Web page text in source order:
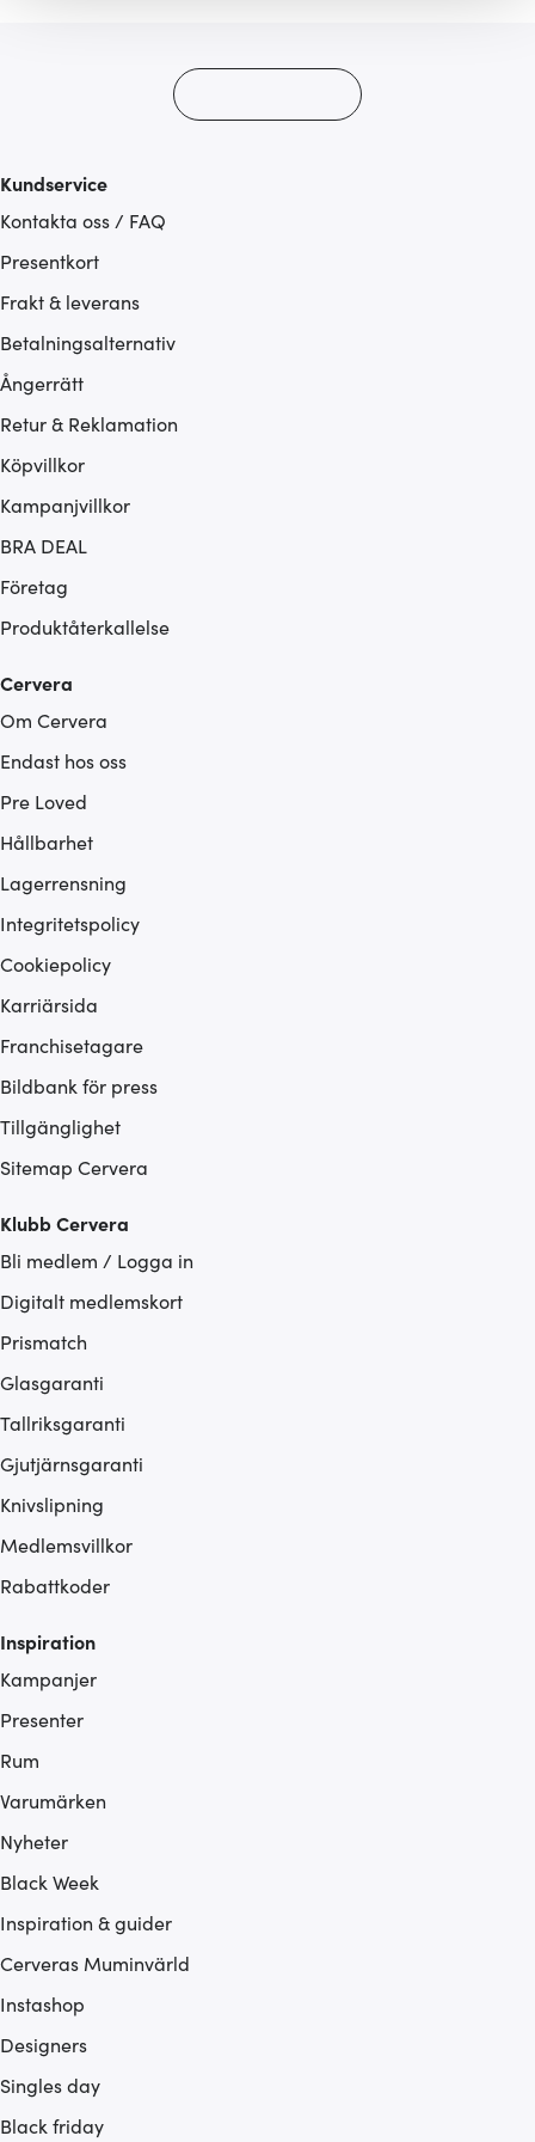
som du vill dela med dig av.
Kundservice
Kontakta oss / FAQ
Presentkort
Frakt & leverans
Betalningsalternativ
Ångerrätt
Retur & Reklamation
Köpvillkor
Kampanjvillkor
BRA DEAL
Företag
Produktåterkallelse
Cervera
Om Cervera
Endast hos oss
Pre Loved
Hållbarhet
Lagerrensning
Integritetspolicy
Cookiepolicy
Karriärsida
Franchisetagare
Bildbank för press
Tillgänglighet
Sitemap Cervera
Klubb Cervera
Bli medlem / Logga in
Digitalt medlemskort
Prismatch
Glasgaranti
Tallriksgaranti
Gjutjärnsgaranti
Knivslipning
Medlemsvillkor
Rabattkoder
Inspiration
Kampanjer
Presenter
Rum
Varumärken
Nyheter
Black Week
Inspiration & guider
Cerveras Muminvärld
Instashop
Designers
Singles day
Black friday